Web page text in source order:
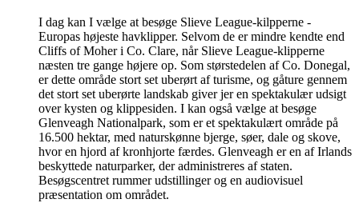
I dag kan I vælge at besøge Slieve League-kilpperne -
Europas højeste havklipper. Selvom de er mindre kendte end
Cliffs of Moher i Co. Clare, når Slieve League-klipperne
næsten tre gange højere op. Som størstedelen af Co. Donegal,
er dette område stort set uberørt af turisme, og gåture gennem
det stort set uberørte landskab giver jer en spektakulær udsigt
over kysten og klippesiden. I kan også vælge at besøge
Glenveagh Nationalpark, som er et spektakulært område på
16.500 hektar, med naturskønne bjerge, søer, dale og skove,
hvor en hjord af kronhjorte færdes. Glenveagh er en af Irlands
beskyttede naturparker, der administreres af staten.
Besøgscentret rummer udstillinger og en audiovisuel
præsentation om området.